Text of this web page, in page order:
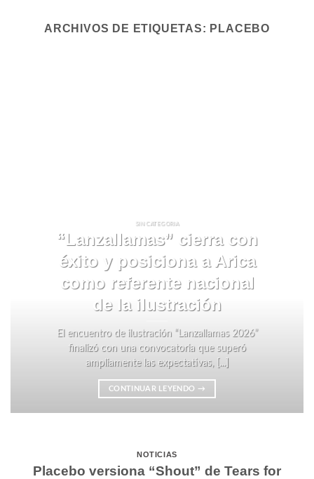
ARCHIVOS DE ETIQUETAS: PLACEBO
SIN CATEGORIA
“Lanzallamas” cierra con
éxito y posiciona a Arica
como referente nacional
de la ilustración
El encuentro de ilustración “Lanzallamas 2026”
finalizó con una convocatoria que superó
ampliamente las expectativas, [...]
CONTINUAR LEYENDO →
NOTICIAS
Placebo versiona “Shout” de Tears for